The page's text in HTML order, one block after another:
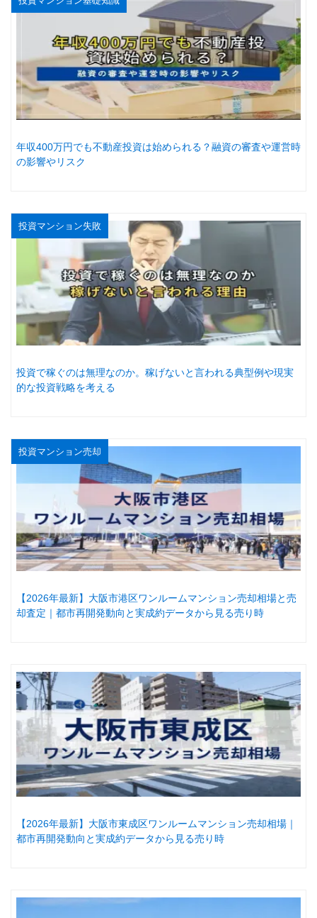
年収400万円でも不動産投資は始められる？融資の審査や運営時
の影響やリスク
投資マンション失敗
投資で稼ぐのは無理なのか。稼げないと言われる典型例や現実
的な投資戦略を考える
投資マンション売却
【2026年最新】大阪市港区ワンルームマンション売却相場と売
却査定｜都市再開発動向と実成約データから見る売り時
【2026年最新】大阪市東成区ワンルームマンション売却相場｜
都市再開発動向と実成約データから見る売り時